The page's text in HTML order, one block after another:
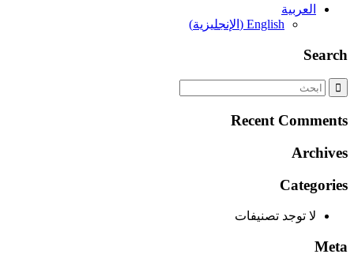
العربية
English
( الإنجليزية)
Search
Recent Comments
Archives
Categories
لا توجد تصنيفات
Meta